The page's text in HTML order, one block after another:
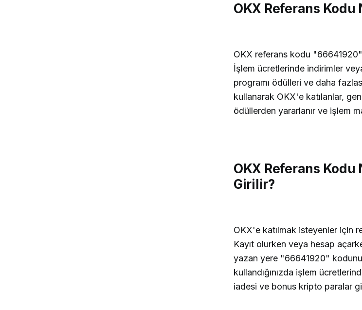
OKX Referans Kodu
OKX referans kodu
İşlem ücretlerinde indirimler
programı ödülleri ve daha
kullanarak OKX'e katılanlar,
ödüllerden yararlanır ve işlem
OKX Referans Kodu
Girilir?
OKX'e katılmak isteyenler için
Kayıt olurken veya hesap
yazan yere "66641920"
kullandığınızda işlem
iadesi ve bonus kripto paralar